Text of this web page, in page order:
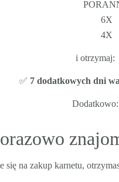
6X
4X
i otrzymaj:
✅ 7 dodatkowych dni
Dodatkowo:
się na zakup karnetu,